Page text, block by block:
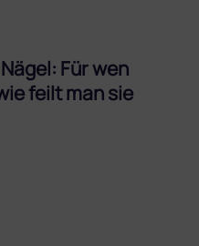
Für wen
feilt man sie